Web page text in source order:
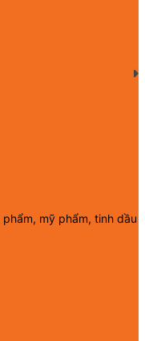
mỹ phẩm, tinh dầu